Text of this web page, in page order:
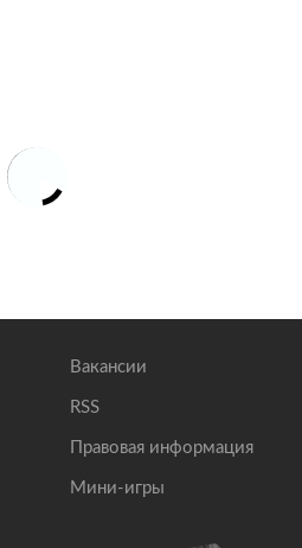
Вакансии
RSS
Правовая информация
Мини-игры